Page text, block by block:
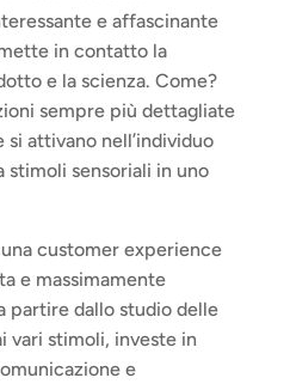
e affascinante
in contatto la
e la scienza. Come?
sempre più dettagliate
attivano nell’individuo
stimoli sensoriali in uno
customer experience
e massimamente
partire dallo studio delle
vari stimoli, investe in
e